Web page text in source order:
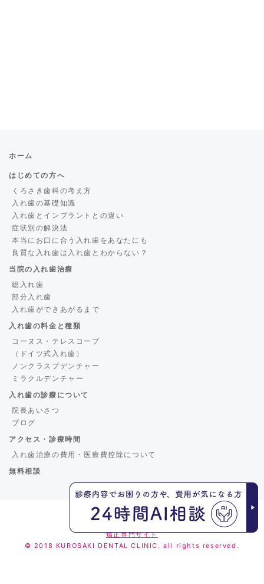
ホーム
はじめての方へ
くろさき歯科の考え方
入れ歯の基礎知識
入れ歯とインプラントとの違い
症状別の解決法
本当にお口に合う入れ歯をあなたにも
良質な入れ歯は入れ歯とわからない？
当院の入れ歯治療
総入れ歯
部分入れ歯
入れ歯ができあがるまで
入れ歯の料金と種類
コーヌス・テレスコープ
（ドイツ式入れ歯）
ノンクラスプデンチャー
ミラクルデンチャー
入れ歯の診療について
院長あいさつ
ブログ
アクセス・診療時間
入れ歯治療の費用・医療費控除について
無料相談
くろさき歯科
矯正専門サイト
© 2018 KUROSAKI DENTAL CLINIC. all rights reserved.